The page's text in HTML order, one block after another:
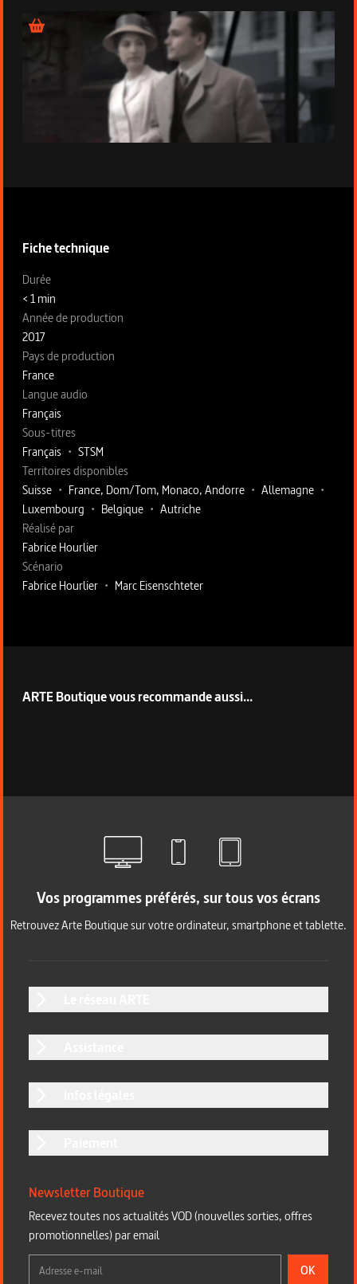
Fiche technique
Fiche technique section gauche
Durée
< 1 min
Année de production
2017
Pays de production
France
Langue audio
Français
Sous-titres
Français • STSM
Territoires disponibles
Suisse • France, Dom/Tom, Monaco, Andorre • Allemagne •
Luxembourg • Belgique • Autriche
Fiche technique section droite
Réalisé par
Fabrice Hourlier
Scénario
Fabrice Hourlier • Marc Eisenschteter
ARTE Boutique vous recommande aussi...
Vos programmes préférés, sur tous vos écrans
Retrouvez Arte Boutique sur votre ordinateur, smartphone et tablette.
Newsletter Boutique
Recevez toutes nos actualités VOD (nouvelles sorties, offres
promotionnelles) par email
OK